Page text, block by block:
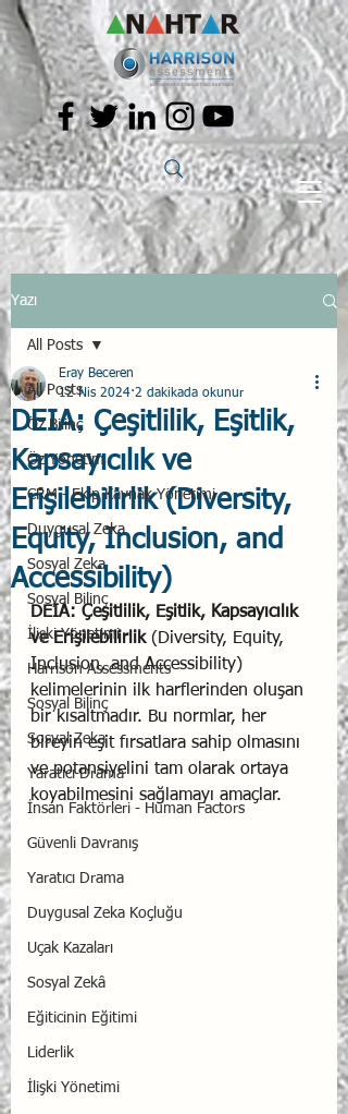
Yazı
All Posts
Öz Bilinç
Öz Yönetim
CRM - Ekip Kaynak Yönetimi
Duygusal Zeka
Sosyal Zeka
Sosyal Bilinç
İlişki Yönetimi
Harrison Assessments
Sosyal Bilinç
Sosyal Zeka
Yaratıcı Drama
İnsan Faktörleri - Human Factors
Güvenli Davranış
Yaratıcı Drama
Duygusal Zeka Koçluğu
Uçak Kazaları
Sosyal Zekâ
Eğiticinin Eğitimi
Liderlik
İlişki Yönetimi
All Posts
DEIA: Çeşitlilik, Eşitlik,
Kapsayıcılık ve
Erişilebilirlik (Diversity,
Equity, Inclusion, and
Accessibility)
Eray Beceren
12 Nis 2024 2 dakikada okunur
DEIA: Çeşitlilik, Eşitlik, Kapsayıcılık
ve Erişilebilirlik (Diversity, Equity,
Inclusion, and Accessibility)
kelimelerinin ilk harflerinden oluşan
bir kısaltmadır. Bu normlar, her
bireyin eşit fırsatlara sahip olmasını
ve potansiyelini tam olarak ortaya
koyabilmesini sağlamayı amaçlar.